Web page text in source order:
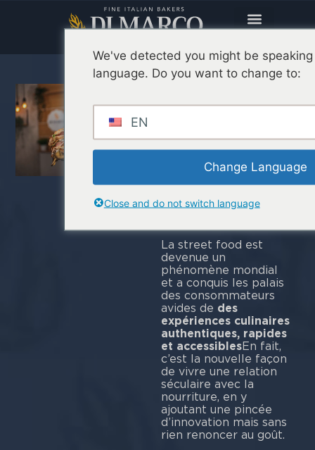
Street Food :
tendances,
démarrer et
pourquoi
Pinsa est la
clé du succès
La street food est
devenue un
phénomène mondial
et a conquis les palais
des consommateurs
avides de des
expériences culinaires
authentiques, rapides
et accessiblesEn fait,
c’est la nouvelle façon
de vivre une relation
séculaire avec la
nourriture, en y
ajoutant une pincée
d’innovation mais sans
rien renoncer au goût.
We've detected you might be
language. Do you want to change to:
EN
Change Language
Close and do not switch language